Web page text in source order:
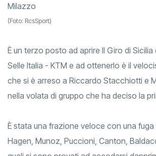
(Foto: RcsSport)
È un terzo posto ad aprire Il Giro di
Selle Italia - KTM e ad ottenerlo è il
che si è arreso a Riccardo Stacchiotti e
nella volata di gruppo che ha deciso la
È stata una frazione veloce con una fuga
Hagen, Munoz, Puccioni, Canton,